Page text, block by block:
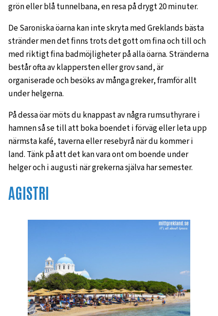
grön eller blå tunnelbana, en resa på drygt 20 minuter.
De Saroniska öarna kan inte skryta med Greklands bästa
stränder men det finns trots det gott om fina och till och
med riktigt fina badmöjligheter på alla öarna. Stränderna
består ofta av klappersten eller grov sand, är
organiserade och besöks av många greker, framför allt
under helgerna.
På dessa öar möts du knappast av några rumsuthyrare i
hamnen så se till att boka boendet i förväg eller leta upp
närmsta kafé, taverna eller resebyrå när du kommer i
land. Tänk på att det kan vara ont om boende under
helger och i augusti när grekerna själva har semester.
AGISTRI